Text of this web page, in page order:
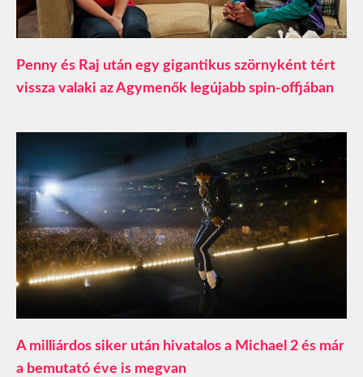
Penny és Raj után egy gigantikus szörnyként tért
vissza valaki az Agymenők legújabb spin-offjában
A milliárdos siker után hivatalos a Michael 2 és már
a bemutató éve is megvan